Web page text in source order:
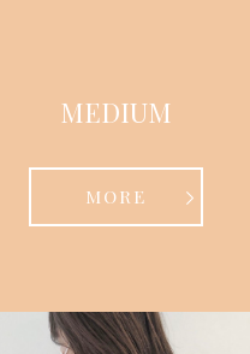
MEDIUM
MORE